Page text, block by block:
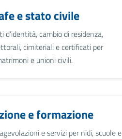
e stato civile
d’identità, cambio di residenza,
cimiteriali e certificati per
e unioni civili.
e formazione
e servizi per nidi, scuole e